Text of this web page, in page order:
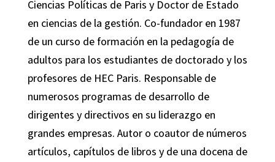
Ciencias Políticas de Paris y Doctor de Estado
en ciencias de la gestión. Co-fundador en 1987
de un curso de formación en la pedagogía de
adultos para los estudiantes de doctorado y los
profesores de HEC Paris. Responsable de
numerosos programas de desarrollo de
dirigentes y directivos en su liderazgo en
grandes empresas. Autor o coautor de números
artículos, capítulos de libros y de una docena de